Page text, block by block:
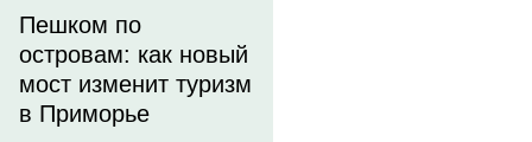
Пешком по
островам: как новый
мост изменит туризм
в Приморье